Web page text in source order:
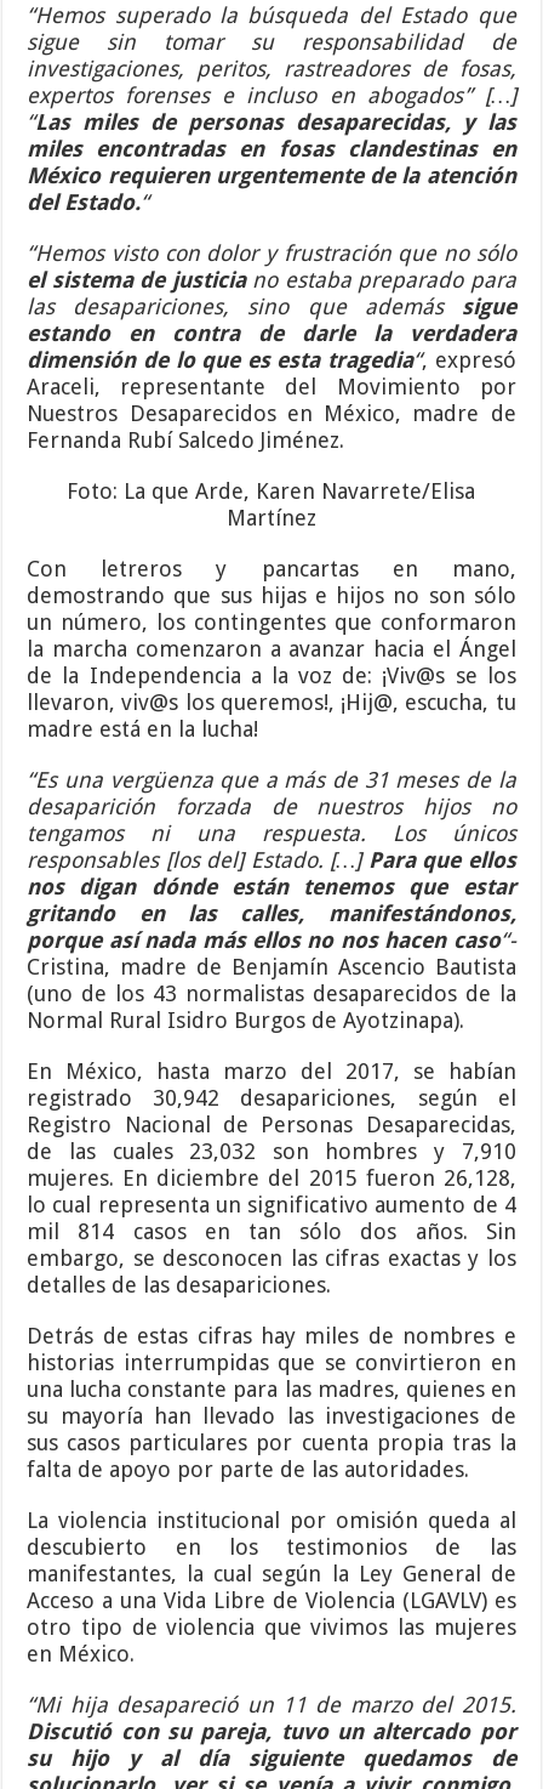
“Hemos superado la búsqueda del Estado que
sigue sin tomar su responsabilidad de
investigaciones, peritos, rastreadores de fosas,
expertos forenses e incluso en abogados” […]
“Las miles de personas desaparecidas, y las
miles encontradas en fosas clandestinas en
México requieren urgentemente de la atención
del Estado.“
“Hemos visto con dolor y frustración que no sólo
el sistema de justicia no estaba preparado para
las desapariciones, sino que además sigue
estando en contra de darle la verdadera
dimensión de lo que es esta tragedia“, expresó
Araceli, representante del Movimiento por
Nuestros Desaparecidos en México, madre de
Fernanda Rubí Salcedo Jiménez.
Foto: La que Arde, Karen Navarrete/Elisa
Martínez
Con letreros y pancartas en mano,
demostrando que sus hijas e hijos no son sólo
un número, los contingentes que conformaron
la marcha comenzaron a avanzar hacia el Ángel
de la Independencia a la voz de: ¡Viv@s se los
llevaron, viv@s los queremos!, ¡Hij@, escucha, tu
madre está en la lucha!
“Es una vergüenza que a más de 31 meses de la
desaparición forzada de nuestros hijos no
tengamos ni una respuesta. Los únicos
responsables [los del] Estado. […] Para que ellos
nos digan dónde están tenemos que estar
gritando en las calles, manifestándonos,
porque así nada más ellos no nos hacen caso“-
Cristina, madre de Benjamín Ascencio Bautista
(uno de los 43 normalistas desaparecidos de la
Normal Rural Isidro Burgos de Ayotzinapa).
En México, hasta marzo del 2017, se habían
registrado 30,942 desapariciones, según el
Registro Nacional de Personas Desaparecidas,
de las cuales 23,032 son hombres y 7,910
mujeres. En diciembre del 2015 fueron 26,128,
lo cual representa un significativo aumento de 4
mil 814 casos en tan sólo dos años. Sin
embargo, se desconocen las cifras exactas y los
detalles de las desapariciones.
Detrás de estas cifras hay miles de nombres e
historias interrumpidas que se convirtieron en
una lucha constante para las madres, quienes en
su mayoría han llevado las investigaciones de
sus casos particulares por cuenta propia tras la
falta de apoyo por parte de las autoridades.
La violencia institucional por omisión queda al
descubierto en los testimonios de las
manifestantes, la cual según la Ley General de
Acceso a una Vida Libre de Violencia (LGAVLV) es
otro tipo de violencia que vivimos las mujeres
en México.
“Mi hija desapareció un 11 de marzo del 2015.
Discutió con su pareja, tuvo un altercado por
su hijo y al día siguiente quedamos de